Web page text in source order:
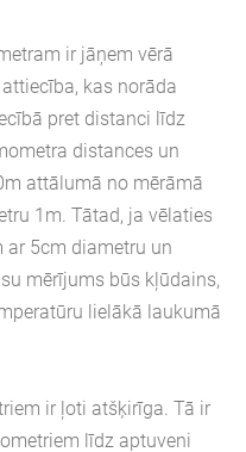
ir jāņem vērā
kas norāda
pret distanci līdz
distances un
attālumā no mērāmā
1m. Tātad, ja vēlaties
ar 5cm diametru un
mērījums būs kļūdains,
lielākā laukumā
ir ļoti atšķirīga. Tā ir
līdz aptuveni